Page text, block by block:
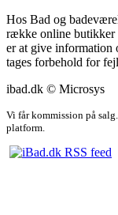
Hos Bad og
række online butikker
er at give information
tages forbehold for
ibad.dk © Microsys
Vi får kommission på
platform.